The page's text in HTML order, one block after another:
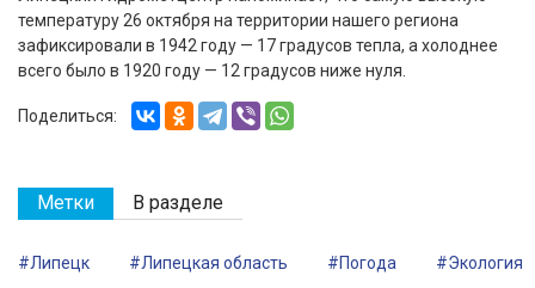
температуру 26 октября на территории нашего региона
зафиксировали в 1942 году — 17 градусов тепла, а холоднее
всего было в 1920 году — 12 градусов ниже нуля.
Поделиться:
Метки В разделе
#Липецк #Липецкая область #Погода #Экология